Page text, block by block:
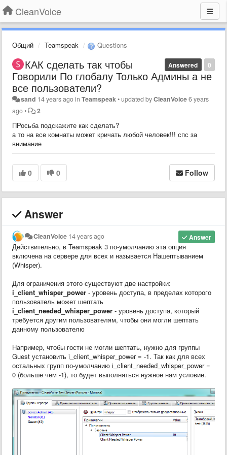
CleanVoice
Общий Teamspeak Questions
0
Answered
КАК сделать так чтобы
Говорили По глобалу Только Админы а не
все пользователи?
sand 14 years agoinTeamspeak•updated byCleanVoice6 years
ago• 2
ПРосьба подскажите как сделать?
а то на все комнаты может кричать любой человек!!! спс за
внимание
0 0 Follow
Answer
Answer
CleanVoice 14 years ago
Действительно, в Teamspeak 3 по-умолчанию эта опция
включена на сервере для всех и называется Нашептыванием
(Whisper).
Для ограничения этого существуют две настройки:
i_client_whisper_power - уровень доступа, в пределах которого
пользователь может шептать
i_client_needed_whisper_power - уровень доступа, который
требуется другим пользователям, чтобы они могли шептать
данному пользователю
Например, чтобы гости не могли шептать, нужно для группы
Guest установить i_client_whisper_power = -1. Так как для всех
остальных групп по-умолчанию i_client_needed_whisper_power =
0 (больше чем -1), то будет выполняться нужное нам условие.